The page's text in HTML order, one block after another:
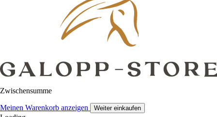
Zwischensumme
Meinen Warenkorb anzeigen Weiter einkaufen